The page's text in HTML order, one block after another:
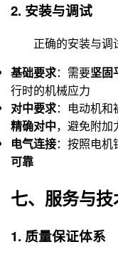
2. 安装与调试
正确的安装与调
基础要求：需要坚固
行时的机械应力
对中要求：电动机和
精确对中，避免附加
电气连接：按照电
可靠
七、服务与
1. 质量保证体系